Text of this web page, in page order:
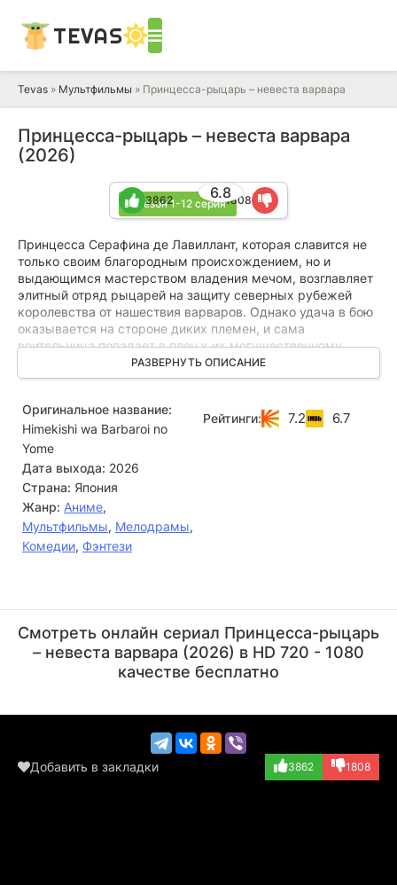
TEVAS
Tevas » Мультфильмы » Принцесса-рыцарь – невеста варвара
Принцесса-рыцарь – невеста варвара
(2026)
1 сезон 1-12 серия
6.8
3862 1808
Принцесса Серафина де Лавиллант, которая славится не
только своим благородным происхождением, но и
выдающимся мастерством владения мечом, возглавляет
элитный отряд рыцарей на защиту северных рубежей
королевства от нашествия варваров. Однако удача в бою
оказывается на стороне диких племен, и сама
воительница попадает в плен к их могущественному
вождю Веору. Стремясь прекратить вековую вражду,
варварский лидер проявляет к пленнице неожиданное
Упрямая принцесса, чье сердце принадлежит лишь долгу
и королевству, решительно отвергает подобный союз.
Несмотря на роскошь и почести, которыми ее окружают в
лагере врагов, Серафина остается непреклонной. Между
гордой воительницей и вождем варваров
разворачивается напряженная борьба характеров и
принципов, где на кону стоит не только судьба двух
народов, но и возможность зарождения чувств там, где,
РАЗВЕРНУТЬ ОПИСАНИЕ
Оригинальное название:
Himekishi wa Barbaroi no
Yome
Дата выхода: 2026
Страна: Япония
Жанр: Аниме,
Мультфильмы, Мелодрамы,
Комедии, Фэнтези
Рейтинги: 7.2 6.7
(Sidius, озвучка)
(Alyssa Malcius,...)
Смотреть онлайн сериал Принцесса-рыцарь
– невеста варвара (2026) в HD 720 - 1080
качестве бесплатно
Добавить в закладки 3862 1808